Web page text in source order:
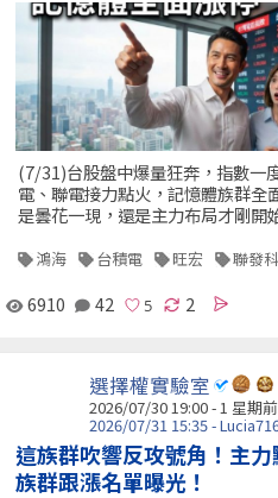
(7/31)台股盤中爆量狂奔，指數一
電、聯電接力點火，記憶體族群全
是曇花一現，還是主力布局才剛開
鴻海 台積電 旺宏 聯發科
6910 42 2
選擇權實驗室
2026/07/30 19:00 - 1 星期前
2026/07/31 15:35 -
這族群吹響反攻號角！主
族群跟漲名單曝光！